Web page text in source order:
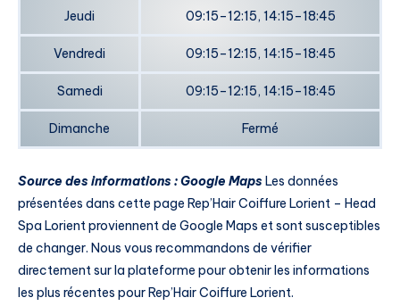
Jeudi 09:15–12:15, 14:15–18:45
Vendredi 09:15–12:15, 14:15–18:45
Samedi 09:15–12:15, 14:15–18:45
Dimanche Fermé
Source des informations : Google MapsLes données
présentées dans cette page Rep’Hair Coiffure Lorient – Head
Spa Lorient proviennent de Google Maps et sont susceptibles
de changer. Nous vous recommandons de vérifier
directement sur la plateforme pour obtenir les informations
les plus récentes pour Rep’Hair Coiffure Lorient.